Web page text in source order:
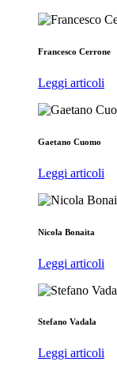
Francesco Cerrone
Leggi articoli
Gaetano Cuomo
Leggi articoli
Nicola Bonaita
Leggi articoli
Stefano Vadala
Leggi articoli